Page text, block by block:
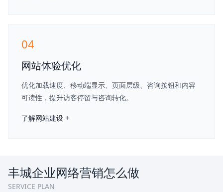
04
网站体验优化
优化加载速度、移动端显示、页面层级、咨询按钮和内容
可读性，提升访客停留与咨询转化。
了解网站建设 +
丰城企业网络营销怎么做
SERVICE PLAN